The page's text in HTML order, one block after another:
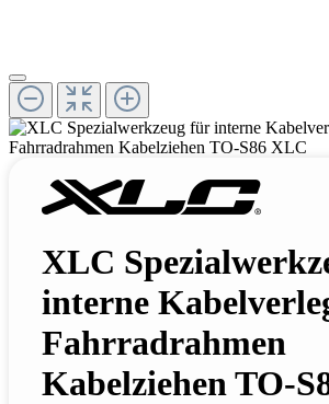
XLC
interne
Fahrradrahmen
Kabelziehen TO-